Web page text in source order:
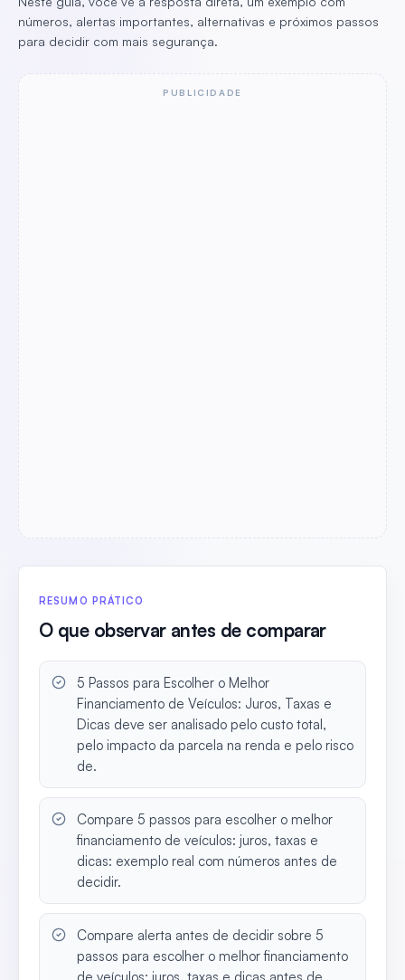
números, alertas importantes, alternativas e próximos passos
para decidir com mais segurança.
PUBLICIDADE
RESUMO PRÁTICO
O que observar antes de comparar
5 Passos para Escolher o Melhor
Financiamento de Veículos: Juros, Taxas e
Dicas deve ser analisado pelo custo total,
pelo impacto da parcela na renda e pelo risco
de.
Compare 5 passos para escolher o melhor
financiamento de veículos: juros, taxas e
dicas: exemplo real com números antes de
decidir.
Compare alerta antes de decidir sobre 5
passos para escolher o melhor financiamento